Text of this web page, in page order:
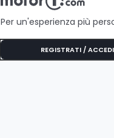
Per un'esperienza più
REGISTRATI / ACCEDI